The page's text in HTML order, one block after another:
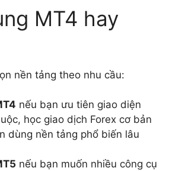
MT4 hay
nền tảng theo nhu cầu:
nếu bạn ưu tiên giao diện
học giao dịch Forex cơ bản
dùng nền tảng phổ biến lâu
nếu bạn muốn nhiều công cụ